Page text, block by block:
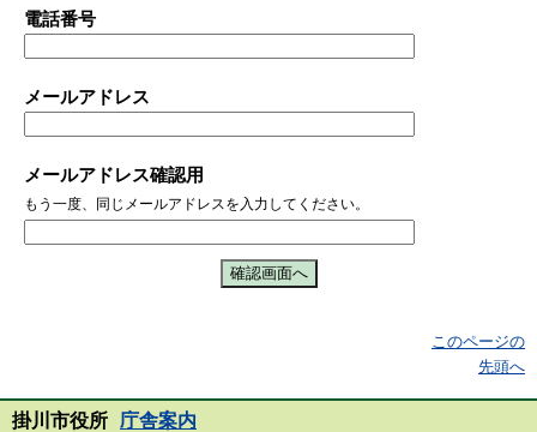
電話番号
メールアドレス
メールアドレス確認用
もう一度、同じメールアドレスを入力してください。
このページの
先頭へ
掛川市役所 庁舎案内